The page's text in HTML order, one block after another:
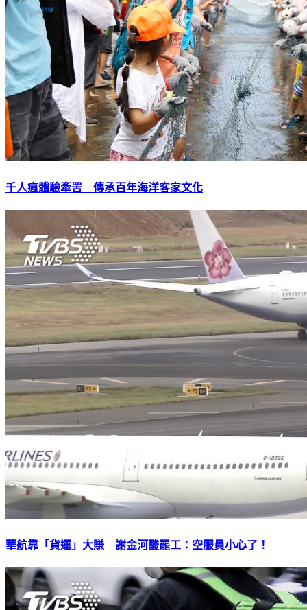
千人瘋體驗牽罟 傳承百年海洋客家文化
華航靠「貨運」大賺 謝金河酸罷工：空服員小心了！